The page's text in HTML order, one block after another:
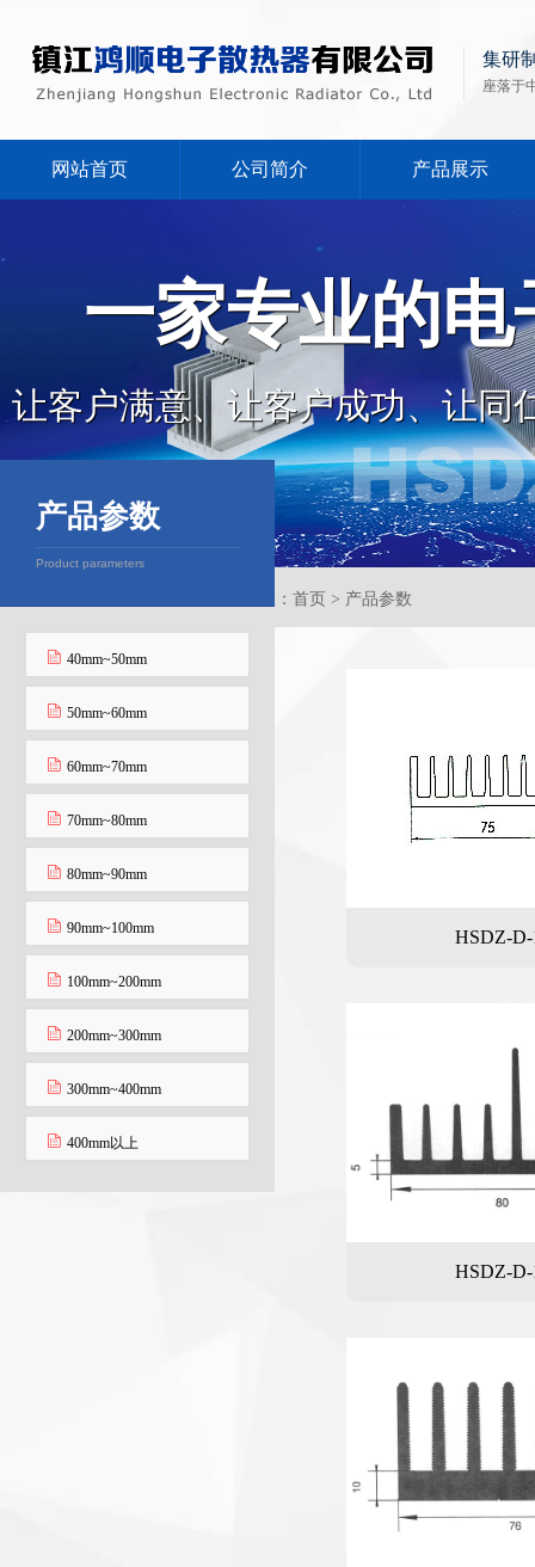
集研
座落于
网站首页 公司简介 产品展示
一家专业的
让客户满意、让客户成功、让同
当前位置：首页 > 产品参数
产品参数
Product parameters
40mm~50mm
50mm~60mm
60mm~70mm
70mm~80mm
80mm~90mm
90mm~100mm
100mm~200mm
200mm~300mm
300mm~400mm
400mm以上
HSDZ-D-
HSDZ-D-